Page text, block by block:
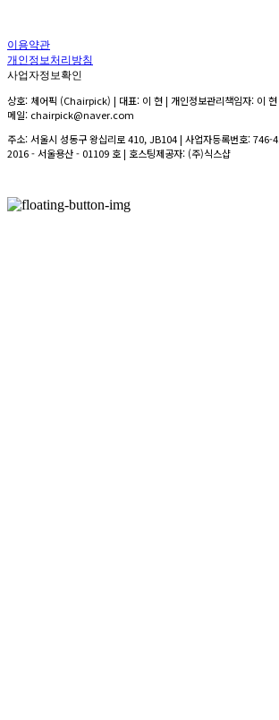
이용약관
개인정보처리방침
사업자정보확인
상호: 체어픽 (Chairpick) | 대표: 이 현 | 개인정보관리책임자: 이
메일: chairpick@naver.com
주소: 서울시 성동구 왕십리로 410, JB104 | 사업자등록번호:746-
2016 - 서울용산 - 01109 호| 호스팅제공자: (주)식스샵